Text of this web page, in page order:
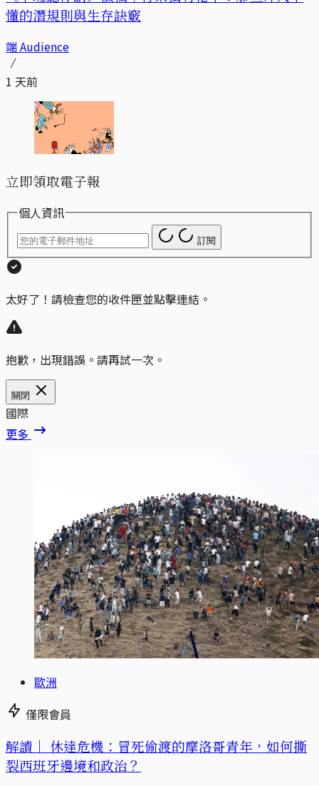
懂的潛規則與生存訣竅
端 Audience
1 天前
立即領取電子報
個人資訊
訂閱
太好了！請檢查您的收件匣並點擊連結。
抱歉，出現錯誤。請再試一次。
關閉
國際
更多
歐洲
僅限會員
解讀｜ 休達危機：冒死偷渡的摩洛哥青年，如何撕
裂西班牙邊境和政治？